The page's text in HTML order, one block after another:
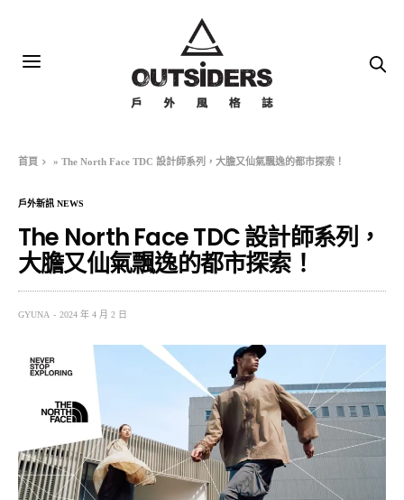
首頁 »The North Face TDC 設計師系列，大膽又仙氣飄逸的都市探索！
戶外新訊 NEWS
The North Face TDC 設計師系列，
大膽又仙氣飄逸的都市探索！
GYUNA 2024 年 4 月 2 日